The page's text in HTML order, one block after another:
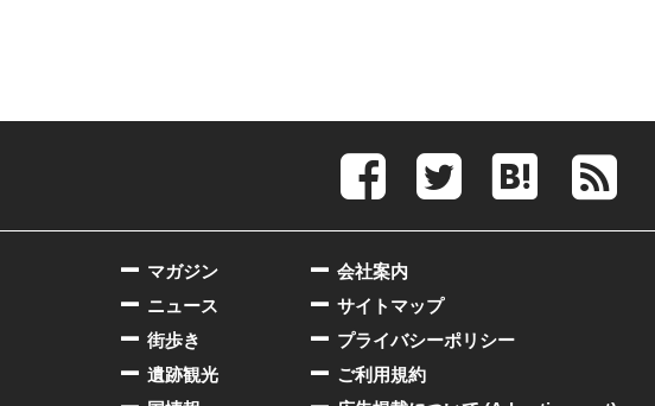
会社案内
サイトマップ
プライバシーポリシー
ご利用規約
マガジン
ニュース
街歩き
遺跡観光